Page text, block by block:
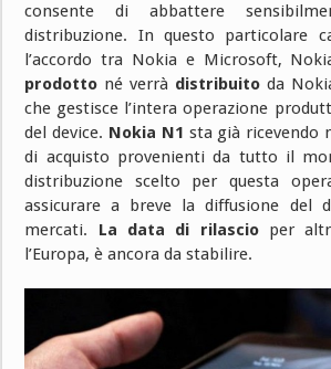
consente di abbattere
distribuzione. In questo particolare
l’accordo tra Nokia e Microsoft,
prodotto né verrà distribuito da
che gestisce l’intera operazione
del device. Nokia N1 sta già ricevendo
di acquisto provenienti da tutto il
distribuzione scelto per questa
assicurare a breve la diffusione del
mercati. La data di rilascioper altri
l’Europa, è ancora da stabilire.